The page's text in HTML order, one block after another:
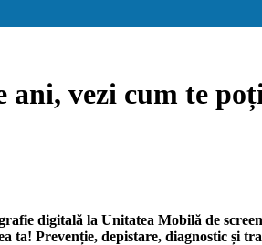
ani, vezi cum te
digitală la Unitatea Mobilă de
ta! Prevenție, depistare, diagnostic și